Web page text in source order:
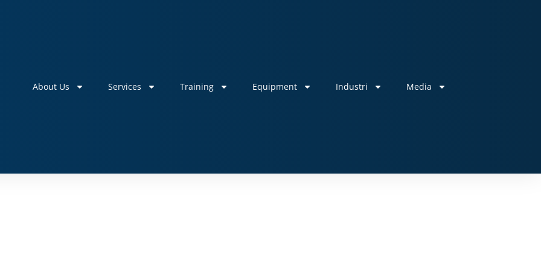
About Us Services Training Equipment Industri Media